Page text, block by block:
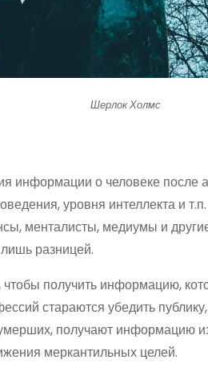
Шерлок Холмс
информации о человеке после
уровня интеллекта и
менталисты, медиумы и
разницей.
получить информацию,
стараются убедить
получают информацию
меркантильных целей.